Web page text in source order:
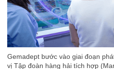
Gemadept bước vào giai đoạn
vị Tập đoàn hàng hải tích hợp